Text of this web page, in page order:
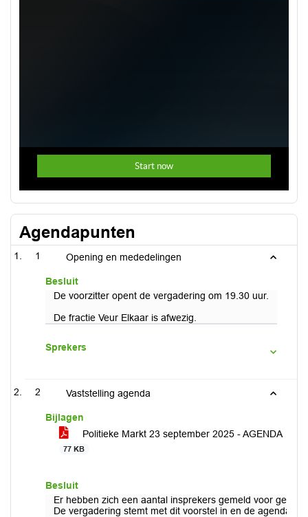
Agendapunten
1 Opening en mededelingen
Besluit
De voorzitter opent de vergadering om 19.30 uur.
De fractie Veur Elkaar is afwezig.
Sprekers
2 Vaststelling agenda
Bijlagen
Politieke Markt 23 september 2025 - AGENDA
77 KB
Besluit
Er hebben zich een aantal insprekers gemeld voor
De vergadering stemt met dit voorstel in en de agenda